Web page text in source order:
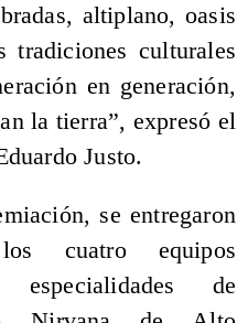
altiplano, oasis
culturales
en generación,
la tierra”, expresó el
Justo.
se entregaron
cuatro equipos
de